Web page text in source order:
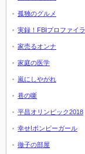
孤独のグルメ
実録！FBIプロファイ
家売るオンナ
家庭の医学
嵐にしやがれ
巷の噺
平昌オリンピック2018
幸せ!ボンビーガール
徹子の部屋